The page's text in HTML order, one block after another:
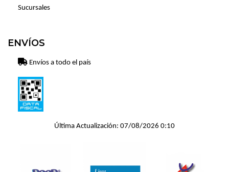
Sucursales
ENVÍOS
Envíos a todo el país
Última Actualización: 07/08/2026 0:10